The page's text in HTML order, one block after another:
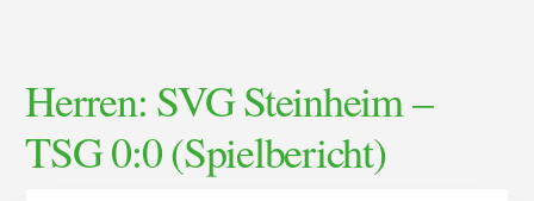
Herren: SVG Steinheim –
TSG 0:0 (Spielbericht)